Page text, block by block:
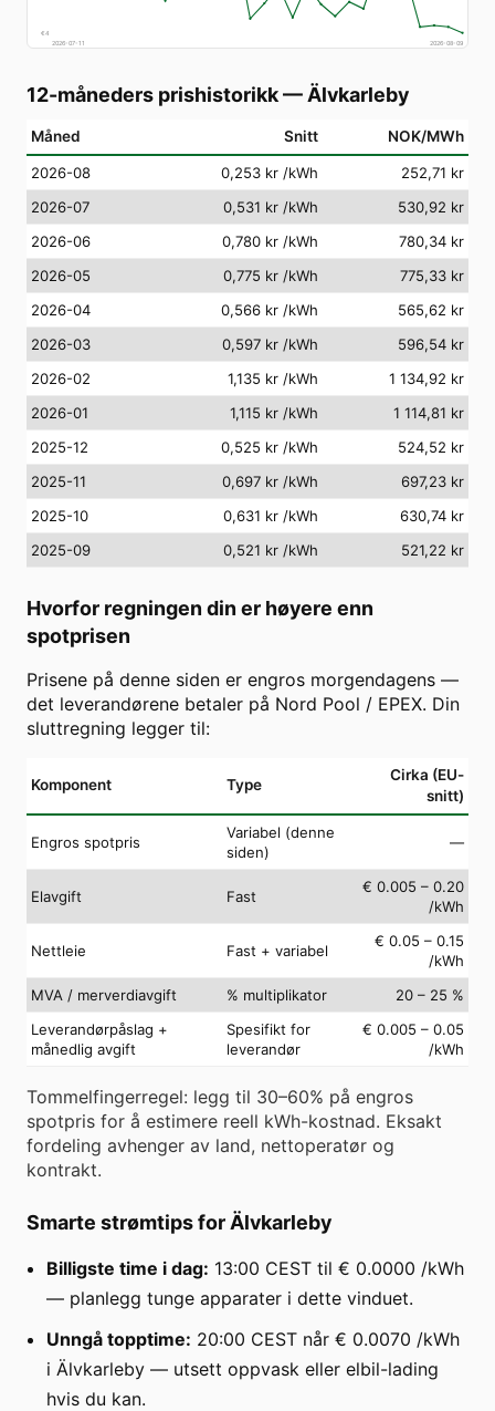
€4
2026-07-11
2026-08-09
12-måneders prishistorikk— Älvkarleby
Måned Snitt NOK/MWh
2026-08 0,253 kr /kWh
252,71 kr
2026-07
0,531 kr /kWh
530,92 kr
2026-06
0,780 kr /kWh
780,34 kr
2026-05
0,775 kr /kWh
775,33 kr
2026-04
0,566 kr /kWh
565,62 kr
2026-03
0,597 kr /kWh
596,54 kr
2026-02
1,135 kr /kWh
1 134,92 kr
2026-01
1,115 kr /kWh
1 114,81 kr
2025-12
0,525 kr /kWh
524,52 kr
2025-11
0,697 kr /kWh
697,23 kr
2025-10
0,631 kr /kWh
630,74 kr
2025-09
0,521 kr /kWh 521,22 kr
Hvorfor regningen din er høyere enn
spotprisen
Prisene på denne siden er engros morgendagens —
det leverandørene betaler på Nord Pool / EPEX. Din
sluttregning legger til:
Komponent Type
Cirka (EU-
snitt)
Engros spotpris
Variabel (denne
siden)
—
Elavgift Fast
€ 0.005 – 0.20
/kWh
Nettleie Fast + variabel
€ 0.05 – 0.15
/kWh
MVA / merverdiavgift
% multiplikator
20 – 25 %
Leverandørpåslag +
månedlig avgift
Spesifikt for
leverandør
€ 0.005 – 0.05
/kWh
Tommelfingerregel: legg til 30–60% på engros
spotpris for å estimere reell kWh-kostnad. Eksakt
fordeling avhenger av land, nettoperatør og
kontrakt.
Smarte strømtips for Älvkarleby
Billigste time i dag: 13:00 CEST til € 0.0000 /kWh
— planlegg tunge apparater i dette vinduet.
Unngå topptime: 20:00 CEST når € 0.0070 /kWh
i Älvkarleby — utsett oppvask eller elbil-lading
hvis du kan.